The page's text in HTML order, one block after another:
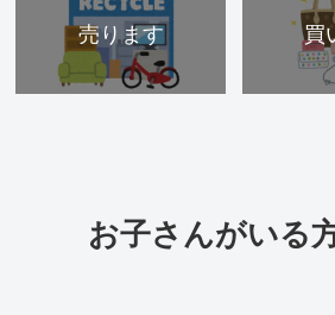
売ります 買
お子さんがいる